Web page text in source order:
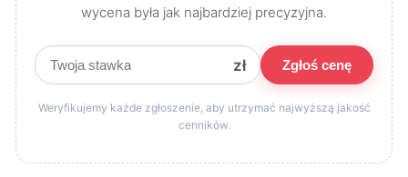
wycena była jak najbardziej precyzyjna.
zł Zgłoś cenę
Weryfikujemy każde zgłoszenie, aby utrzymać najwyższą jakość
cenników.